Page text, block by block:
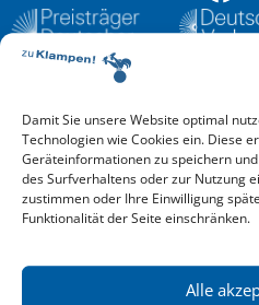
Damit Sie unsere Website optimal
Technologien wie Cookies ein. Diese
Geräteinformationen zu speichern
des Surfverhaltens oder zur Nutzung
zustimmen oder Ihre Einwilligung
Funktionalität der Seite einschränken.
Alle
Aktuelle Vorschau
Entdecken Sie das aktuelle zu-
Hier finden Sie die
reinlesen oder herunterladen.
Download: Vorschau zu
Mehr aktuelle Vorschauen
News zu aktuellen Neuheiten
Verlag – jederzeit wieder